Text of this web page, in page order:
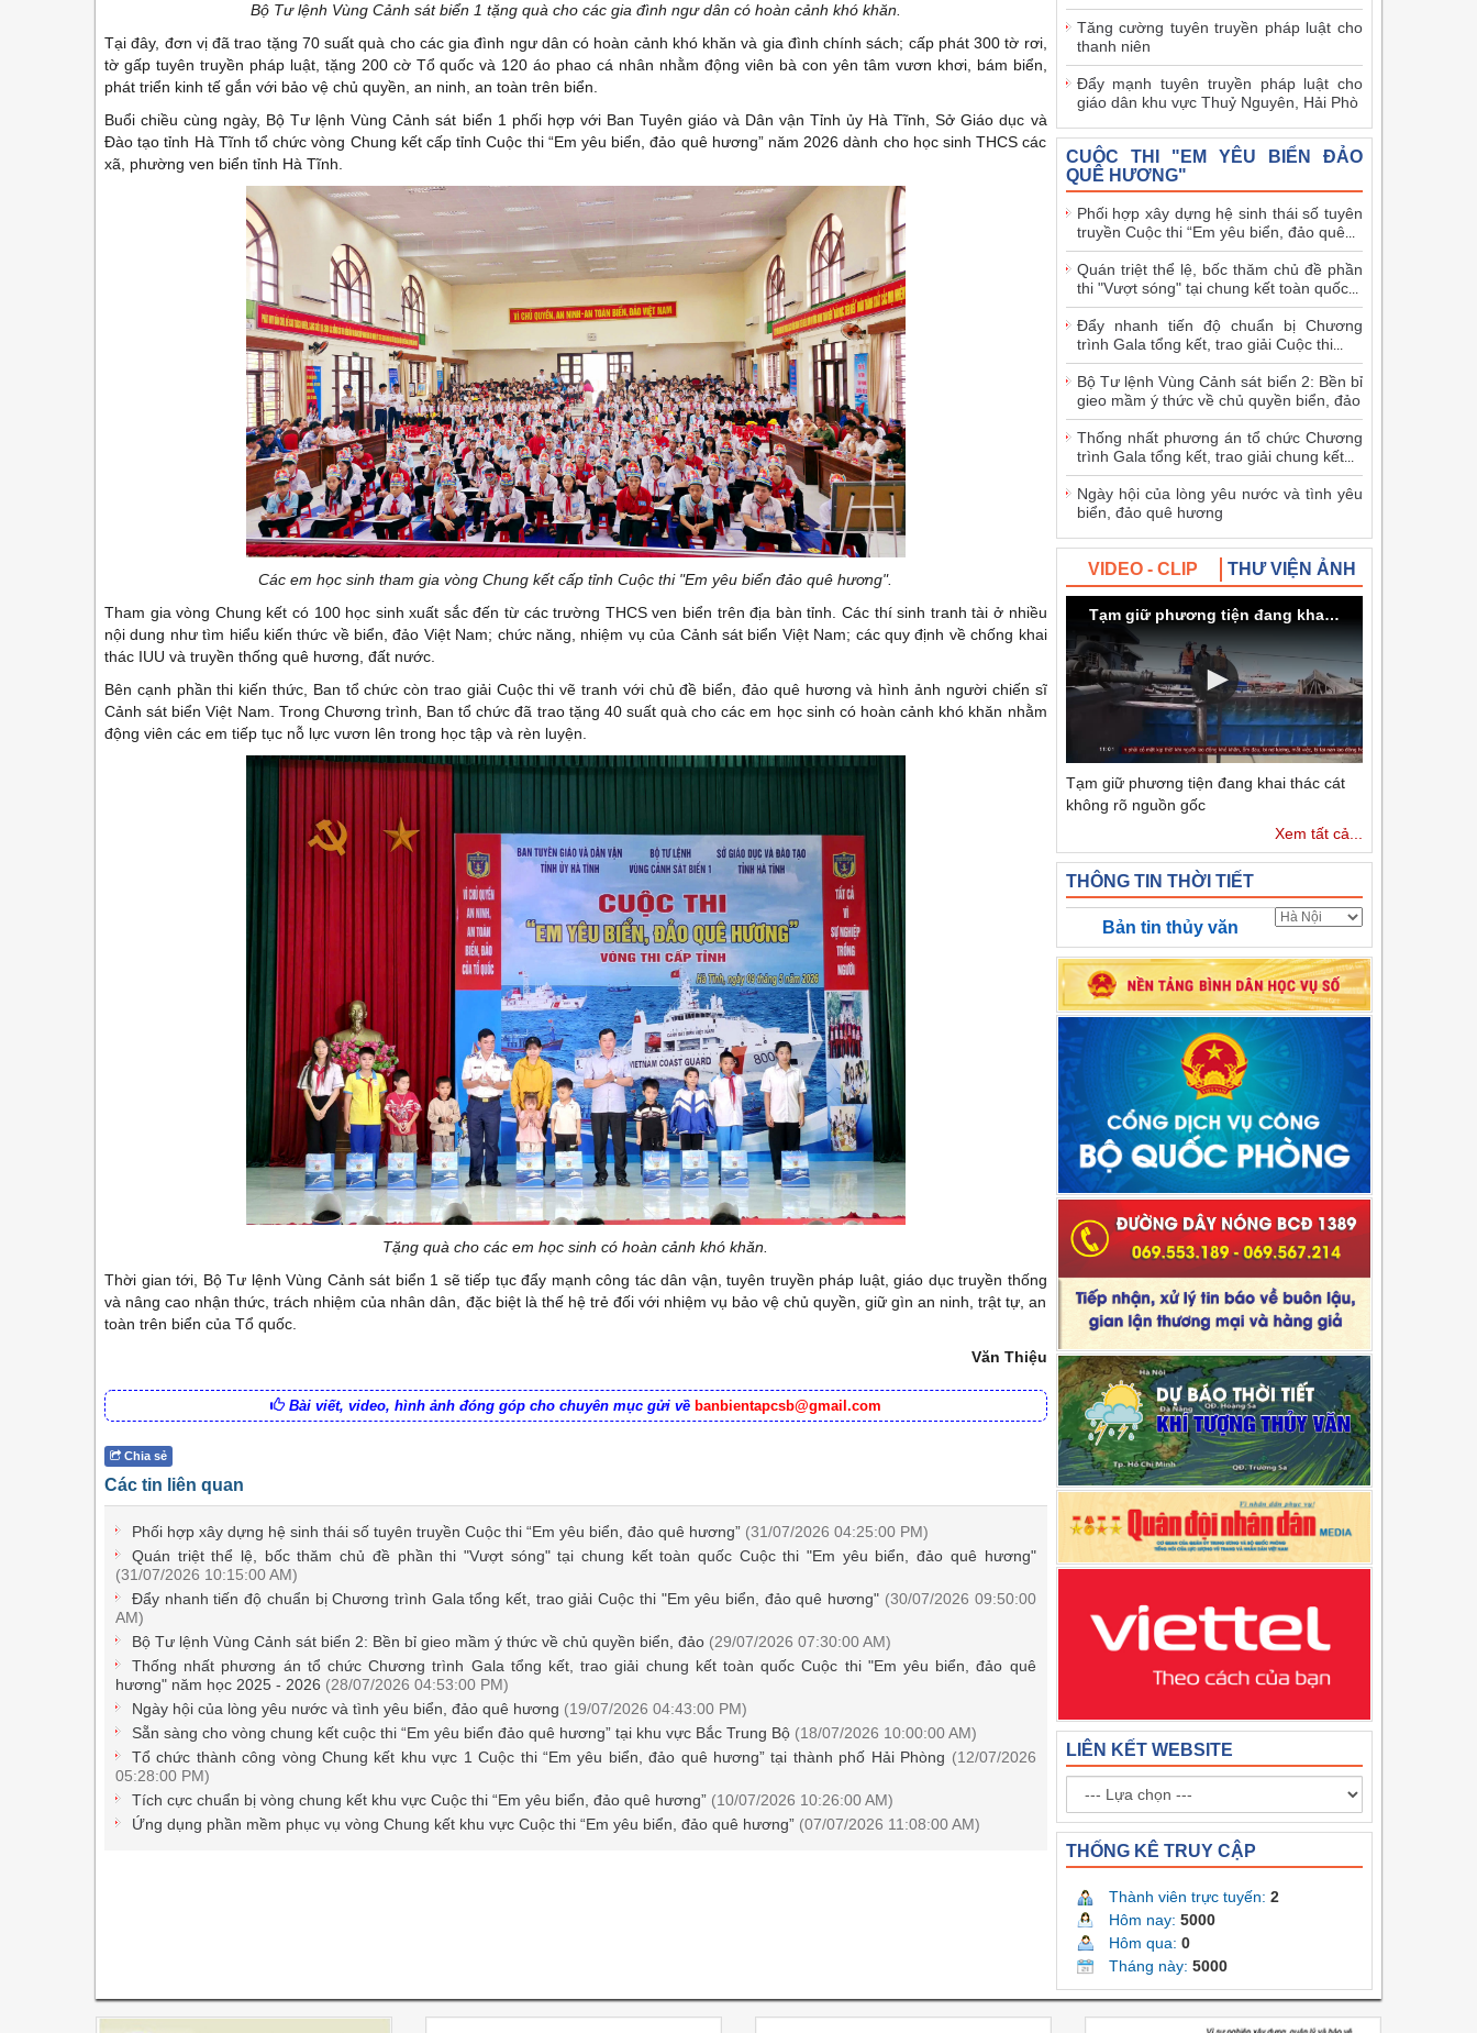
Bộ Tư lệnh Vùng Cảnh sát biển 1 tặng quà cho các gia đình ngư dân có hoàn cảnh khó khăn.
Tại đây, đơn vị đã trao tặng 70 suất quà cho các gia đình ngư dân có hoàn cảnh khó khăn và gia đình chính sách; cấp phát 300 tờ rơi,
tờ gấp tuyên truyền pháp luật, tặng 200 cờ Tổ quốc và 120 áo phao cá nhân nhằm động viên bà con yên tâm vươn khơi, bám biển,
phát triển kinh tế gắn với bảo vệ chủ quyền, an ninh, an toàn trên biển.
Buổi chiều cùng ngày, Bộ Tư lệnh Vùng Cảnh sát biển 1 phối hợp với Ban Tuyên giáo và Dân vận Tỉnh ủy Hà Tĩnh, Sở Giáo dục và
Đào tạo tỉnh Hà Tĩnh tổ chức vòng Chung kết cấp tỉnh Cuộc thi “Em yêu biển, đảo quê hương” năm 2026 dành cho học sinh THCS các
xã, phường ven biển tỉnh Hà Tĩnh.
Các em học sinh tham gia vòng Chung kết cấp tỉnh Cuộc thi "Em yêu biển đảo quê hương".
Tham gia vòng Chung kết có 100 học sinh xuất sắc đến từ các trường THCS ven biển trên địa bàn tỉnh. Các thí sinh tranh tài ở nhiều
nội dung như tìm hiểu kiến thức về biển, đảo Việt Nam; chức năng, nhiệm vụ của Cảnh sát biển Việt Nam; các quy định về chống khai
thác IUU và truyền thống quê hương, đất nước.
Bên cạnh phần thi kiến thức, Ban tổ chức còn trao giải Cuộc thi vẽ tranh với chủ đề biển, đảo quê hương và hình ảnh người chiến sĩ
Cảnh sát biển Việt Nam. Trong Chương trình, Ban tổ chức đã trao tặng 40 suất quà cho các em học sinh có hoàn cảnh khó khăn nhằm
động viên các em tiếp tục nỗ lực vươn lên trong học tập và rèn luyện.
Tặng quà cho các em học sinh có hoàn cảnh khó khăn.
Thời gian tới, Bộ Tư lệnh Vùng Cảnh sát biển 1 sẽ tiếp tục đẩy mạnh công tác dân vận, tuyên truyền pháp luật, giáo dục truyền thống
và nâng cao nhận thức, trách nhiệm của nhân dân, đặc biệt là thế hệ trẻ đối với nhiệm vụ bảo vệ chủ quyền, giữ gìn an ninh, trật tự, an
toàn trên biển của Tổ quốc.
Văn Thiệu
Bài viết, video, hình ảnh đóng góp cho chuyên mục gửi về banbientapcsb@gmail.com
Chia sẻ
Các tin liên quan
Phối hợp xây dựng hệ sinh thái số tuyên truyền Cuộc thi “Em yêu biển, đảo quê hương” (31/07/2026 04:25:00 PM)
Quán triệt thể lệ, bốc thăm chủ đề phần thi "Vượt sóng" tại chung kết toàn quốc Cuộc thi "Em yêu biển, đảo quê hương"
(31/07/2026 10:15:00 AM)
Đẩy nhanh tiến độ chuẩn bị Chương trình Gala tổng kết, trao giải Cuộc thi "Em yêu biển, đảo quê hương" (30/07/2026 09:50:00
AM)
Bộ Tư lệnh Vùng Cảnh sát biển 2: Bền bỉ gieo mầm ý thức về chủ quyền biển, đảo (29/07/2026 07:30:00 AM)
Thống nhất phương án tổ chức Chương trình Gala tổng kết, trao giải chung kết toàn quốc Cuộc thi "Em yêu biển, đảo quê
hương" năm học 2025 - 2026 (28/07/2026 04:53:00 PM)
Ngày hội của lòng yêu nước và tình yêu biển, đảo quê hương (19/07/2026 04:43:00 PM)
Sẵn sàng cho vòng chung kết cuộc thi “Em yêu biển đảo quê hương” tại khu vực Bắc Trung Bộ (18/07/2026 10:00:00 AM)
Tổ chức thành công vòng Chung kết khu vực 1 Cuộc thi “Em yêu biển, đảo quê hương” tại thành phố Hải Phòng (12/07/2026
05:28:00 PM)
Tích cực chuẩn bị vòng chung kết khu vực Cuộc thi “Em yêu biển, đảo quê hương” (10/07/2026 10:26:00 AM)
Ứng dụng phần mềm phục vụ vòng Chung kết khu vực Cuộc thi “Em yêu biển, đảo quê hương” (07/07/2026 11:08:00 AM)
Tăng cường tuyên truyền pháp luật cho
thanh niên
Đẩy mạnh tuyên truyền pháp luật cho
giáo dân khu vực Thuỷ Nguyên, Hải Phò
CUỘC THI "EM YÊU BIỂN ĐẢO
QUÊ HƯƠNG"
Phối hợp xây dựng hệ sinh thái số tuyên
truyền Cuộc thi “Em yêu biển, đảo quê...
Quán triệt thể lệ, bốc thăm chủ đề phần
thi "Vượt sóng" tại chung kết toàn quốc...
Đẩy nhanh tiến độ chuẩn bị Chương
trình Gala tổng kết, trao giải Cuộc thi...
Bộ Tư lệnh Vùng Cảnh sát biển 2: Bền bỉ
gieo mầm ý thức về chủ quyền biển, đảo
Thống nhất phương án tổ chức Chương
trình Gala tổng kết, trao giải chung kết...
Ngày hội của lòng yêu nước và tình yêu
biển, đảo quê hương
VIDEO - CLIP THƯ VIỆN ẢNH
Tạm giữ phương tiện đang khai thác cát không rõ nguồn gốc
Tạm giữ phương tiện đang khai thác cát
không rõ nguồn gốc
Xem tất cả...
THÔNG TIN THỜI TIẾT
Bản tin thủy văn
LIÊN KẾT WEBSITE
THỐNG KÊ TRUY CẬP
Thành viên trực tuyến: 2
Hôm nay: 5000
Hôm qua: 0
Tháng này: 5000